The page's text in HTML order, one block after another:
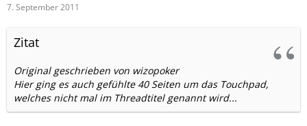
7. September 2011
Zitat
Original geschrieben von wizopoker
Hier ging es auch gefühlte 40 Seiten um das Touchpad,
welches nicht mal im Threadtitel genannt wird...